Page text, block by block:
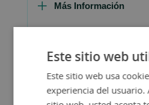
Más Información
Consejos de Compra
Este sitio web
Este sitio web usa
experiencia del